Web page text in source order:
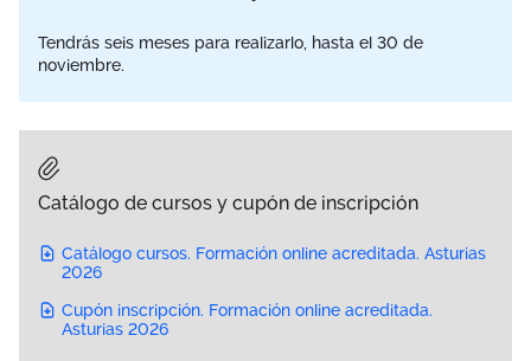
Tendrás seis meses para realizarlo, hasta el 30 de
noviembre.
Catálogo de cursos y cupón de inscripción
Catálogo cursos. Formación online acreditada. Asturias
2026
Cupón inscripción. Formación online acreditada.
Asturias 2026